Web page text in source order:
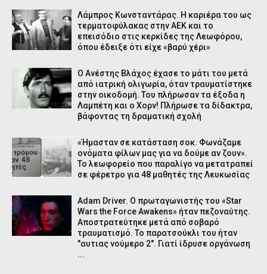
Λάμπρος Κωνσταντάρας. Η καριέρα του ως
τερματοφύλακας στην ΑΕΚ και το
επεισόδιο στις κερκίδες της Λεωφόρου,
όπου έδειξε ότι είχε «βαρύ χέρι»
Ο Aνέστης Βλάχος έχασε το μάτι του μετά
από ιατρική ολιγωρία, όταν τραυματίστηκε
στην οικοδομή. Του πλήρωσαν τα έξοδα η
Λαμπέτη και ο Χορν! Πλήρωσε τα δίδακτρα,
βάφοντας τη δραματική σχολή
«Ήμασταν σε κατάσταση σοκ. Φωνάζαμε
ονόματα φίλων μας για να δούμε αν ζουν».
Το λεωφορείο που παραλίγο να μετατραπεί
σε φέρετρο για 48 μαθητές της Λευκωσίας
Adam Driver. Ο πρωταγωνιστής του «Star
Wars the Force Awakens» ήταν πεζοναύτης.
Αποστρατεύτηκε μετά από σοβαρό
τραυματισμό. Το παρατσούκλι του ήταν
"αυτιας νούμερο 2". Γιατί ίδρυσε οργάνωση
...